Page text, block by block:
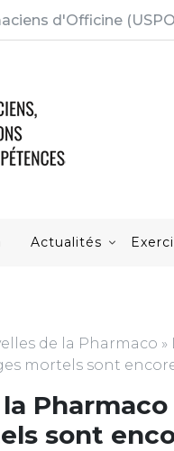
d'Officine
Actualités
de la Pharmaco »
mortels sont
Pharmaco
sont